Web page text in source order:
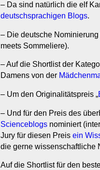
– Da sind natürlich die elf
deutschsprachigen Blogs.
– Die deutsche Nominierung
meets Sommeliere).
– Auf die Shortlist der
Damens von der
– Um den Originalitätspreis „
– Und für den Preis des
Scienceblogs nominiert
Jury für diesen Preis ein
die gerne wissenschaftliche
Auf die Shortlist für den